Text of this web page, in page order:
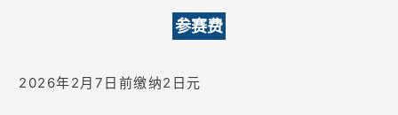
参赛费
2026年2月7日前缴纳2日元